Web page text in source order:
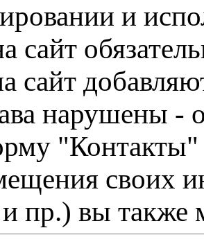
и
сайт
сайт
нарушены -
"Контакты"
своих
пр.) вы также